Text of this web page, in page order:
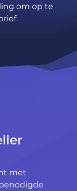
om op te
met